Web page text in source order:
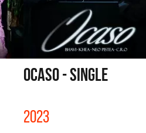
OCASO - SINGLE
2023